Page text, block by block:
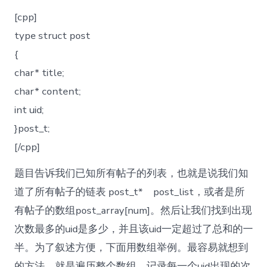
[cpp]
type struct post
{
char* title;
char* content;
int uid;
}post_t;
[/cpp]
题目告诉我们已知所有帖子的列表，也就是说我们知
道了所有帖子的链表 post_t* post_list，或者是所
有帖子的数组post_array[num]。然后让我们找到出现
次数最多的uid是多少，并且该uid一定超过了总和的一
半。为了叙述方便，下面用数组举例。最容易就想到